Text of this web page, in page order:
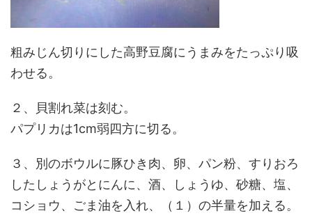
粗みじん切りにした高野豆腐にうまみをたっぷり吸
わせる。
２、貝割れ菜は刻む。
パプリカは1cm弱四方に切る。
３、別のボウルに豚ひき肉、卵、パン粉、すりおろ
したしょうがとにんに、酒、しょうゆ、砂糖、塩、
コショウ、ごま油を入れ、（１）の半量を加える。